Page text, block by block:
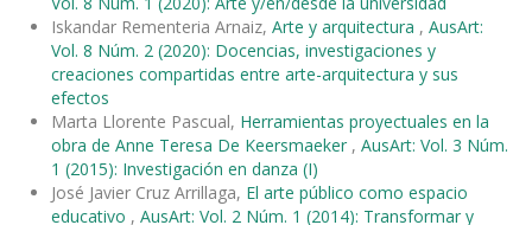
Iskandar Rementeria Arnaiz, Arte y arquitectura , AusArt:
Vol. 8 Núm. 2 (2020): Docencias, investigaciones y
creaciones compartidas entre arte-arquitectura y sus
efectos
Marta Llorente Pascual, Herramientas proyectuales en la
obra de Anne Teresa De Keersmaeker , AusArt: Vol. 3 Núm.
1 (2015): Investigación en danza (I)
José Javier Cruz Arrillaga, El arte público como espacio
educativo , AusArt: Vol. 2 Núm. 1 (2014): Transformar y